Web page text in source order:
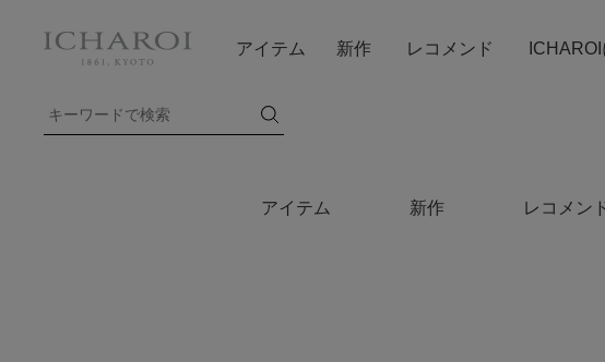
アイテム 新作 レコメン
アイテム 新作 レコメンド